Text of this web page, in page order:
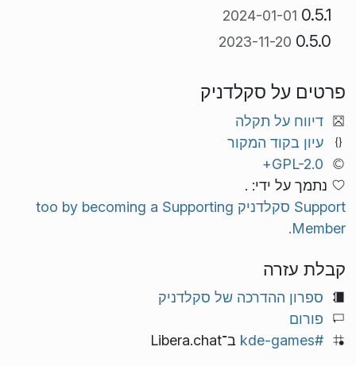
0.5.1
2024-01-01
0.5.0
2023-11-20
פרטים על סקלדניק
דיווח על תקלה
עיון בקוד המקור
GPL-2.0+
נתמך על ידי: .
Support סקלדניק too by becoming a Supporting
Member.
קבלת עזרה
ספרון ההדרכה של סקלדניק
פורום
#kde-games
ב־Libera.chat